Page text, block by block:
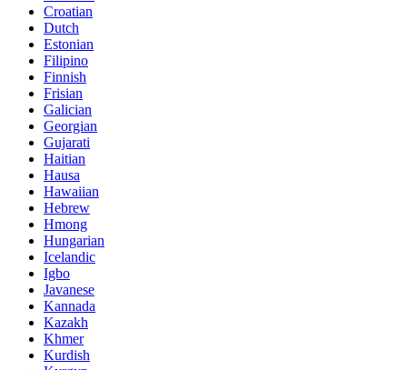
Croatian
Dutch
Estonian
Filipino
Finnish
Frisian
Galician
Georgian
Gujarati
Haitian
Hausa
Hawaiian
Hebrew
Hmong
Hungarian
Icelandic
Igbo
Javanese
Kannada
Kazakh
Khmer
Kurdish